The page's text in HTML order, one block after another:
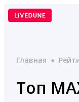
Перейти
Главная ●
Топ